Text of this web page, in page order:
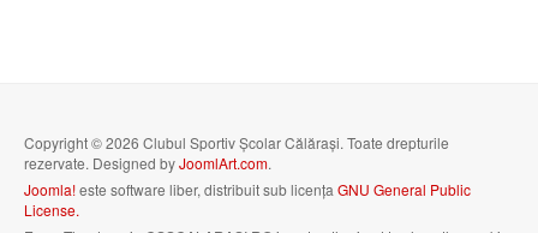
Copyright © 2026 Clubul Sportiv Școlar Călărași. Toate drepturile
rezervate. Designed byJoomlArt.com.
Joomla!este software liber, distribuit sub licența GNU General Public
License.